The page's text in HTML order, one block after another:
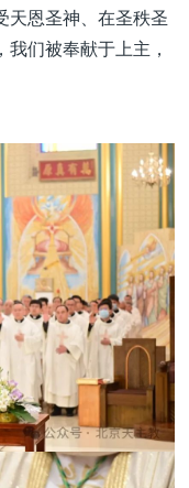
天恩圣神、在圣秩圣
们被奉献于上主，